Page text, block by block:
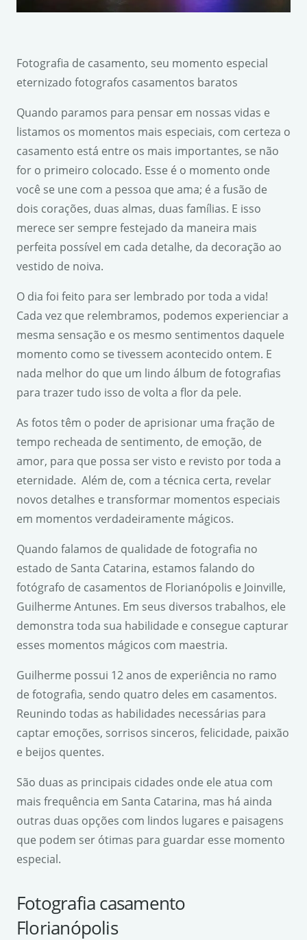
Fotografia de casamento, seu momento especial
eternizado fotografos casamentos baratos
Quando paramos para pensar em nossas vidas e
listamos os momentos mais especiais, com certeza o
casamento está entre os mais importantes, se não
for o primeiro colocado. Esse é o momento onde
você se une com a pessoa que ama; é a fusão de
dois corações, duas almas, duas famílias. E isso
merece ser sempre festejado da maneira mais
perfeita possível em cada detalhe, da decoração ao
vestido de noiva.
O dia foi feito para ser lembrado por toda a vida!
Cada vez que relembramos, podemos experienciar a
mesma sensação e os mesmo sentimentos daquele
momento como se tivessem acontecido ontem. E
nada melhor do que um lindo álbum de fotografias
para trazer tudo isso de volta a flor da pele.
As fotos têm o poder de aprisionar uma fração de
tempo recheada de sentimento, de emoção, de
amor, para que possa ser visto e revisto por toda a
eternidade. Além de, com a técnica certa, revelar
novos detalhes e transformar momentos especiais
em momentos verdadeiramente mágicos.
Quando falamos de qualidade de fotografia no
estado de Santa Catarina, estamos falando do
fotógrafo de casamentos de Florianópolis e Joinville,
Guilherme Antunes. Em seus diversos trabalhos, ele
demonstra toda sua habilidade e consegue capturar
esses momentos mágicos com maestria.
Guilherme possui 12 anos de experiência no ramo
de fotografia, sendo quatro deles em casamentos.
Reunindo todas as habilidades necessárias para
captar emoções, sorrisos sinceros, felicidade, paixão
e beijos quentes.
São duas as principais cidades onde ele atua com
mais frequência em Santa Catarina, mas há ainda
outras duas opções com lindos lugares e paisagens
que podem ser ótimas para guardar esse momento
especial.
Fotografia casamento
Florianópolis